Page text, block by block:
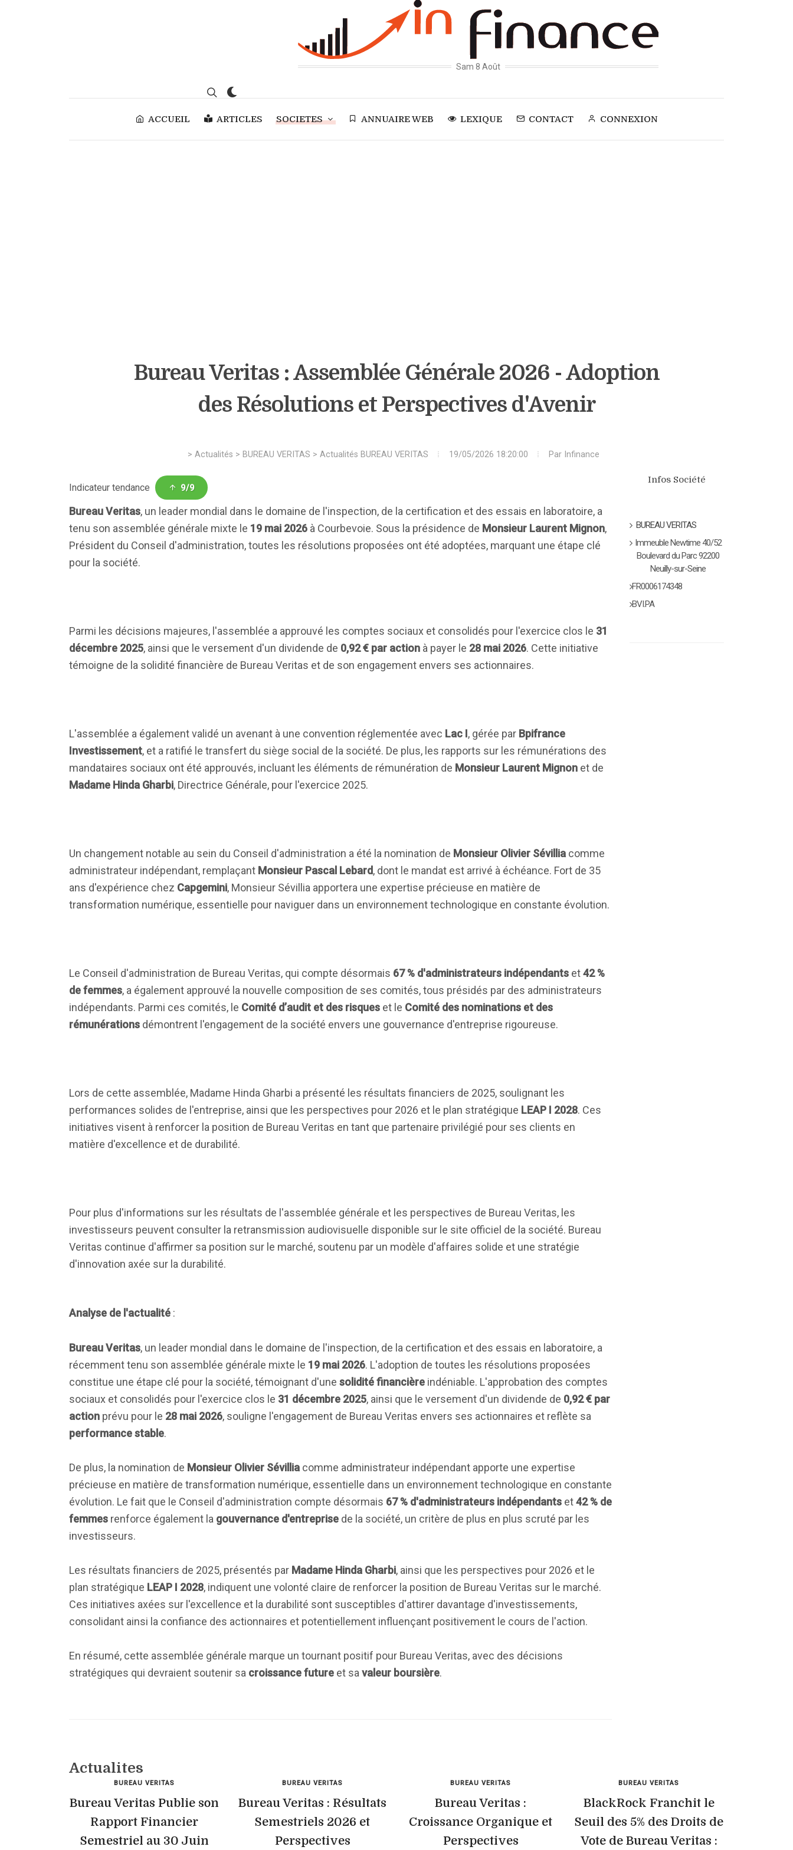
Sam 8 Août
ACCUEIL ARTICLES SOCIETES ANNUAIRE WEB LEXIQUE CONTACT CONNEXION
Bureau Veritas : Assemblée Générale 2026 - Adoption
des Résolutions et Perspectives d'Avenir
> Actualités > BUREAU VERITAS > Actualités BUREAU VERITAS 19/05/2026 18:20:00 Par Infinance
Indicateur tendance 9/9
Bureau Veritas, un leader mondial dans le domaine de l'inspection, de la certification et des essais en laboratoire, a
tenu son assemblée générale mixte le 19 mai 2026 à Courbevoie. Sous la présidence de Monsieur Laurent Mignon,
Président du Conseil d'administration, toutes les résolutions proposées ont été adoptées, marquant une étape clé
pour la société.
Parmi les décisions majeures, l'assemblée a approuvé les comptes sociaux et consolidés pour l'exercice clos le 31
décembre 2025, ainsi que le versement d'un dividende de 0,92 € par action à payer le 28 mai 2026. Cette initiative
témoigne de la solidité financière de Bureau Veritas et de son engagement envers ses actionnaires.
L'assemblée a également validé un avenant à une convention réglementée avec Lac I, gérée par Bpifrance
Investissement, et a ratifié le transfert du siège social de la société. De plus, les rapports sur les rémunérations des
mandataires sociaux ont été approuvés, incluant les éléments de rémunération de Monsieur Laurent Mignon et de
Madame Hinda Gharbi, Directrice Générale, pour l'exercice 2025.
Un changement notable au sein du Conseil d'administration a été la nomination de Monsieur Olivier Sévillia comme
administrateur indépendant, remplaçant Monsieur Pascal Lebard, dont le mandat est arrivé à échéance. Fort de 35
ans d'expérience chez Capgemini, Monsieur Sévillia apportera une expertise précieuse en matière de
transformation numérique, essentielle pour naviguer dans un environnement technologique en constante évolution.
Le Conseil d'administration de Bureau Veritas, qui compte désormais 67 % d'administrateurs indépendants et42 %
de femmes, a également approuvé la nouvelle composition de ses comités, tous présidés par des administrateurs
indépendants. Parmi ces comités, le Comité d’audit et des risques et le Comité des nominations et des
rémunérations démontrent l'engagement de la société envers une gouvernance d'entreprise rigoureuse.
Lors de cette assemblée, Madame Hinda Gharbi a présenté les résultats financiers de 2025, soulignant les
performances solides de l'entreprise, ainsi que les perspectives pour 2026 et le plan stratégique LEAP I 2028. Ces
initiatives visent à renforcer la position de Bureau Veritas en tant que partenaire privilégié pour ses clients en
matière d'excellence et de durabilité.
Pour plus d'informations sur les résultats de l'assemblée générale et les perspectives de Bureau Veritas, les
investisseurs peuvent consulter la retransmission audiovisuelle disponible sur le site officiel de la société. Bureau
Veritas continue d'affirmer sa position sur le marché, soutenu par un modèle d'affaires solide et une stratégie
d'innovation axée sur la durabilité.
Analyse de l'actualité :
Bureau Veritas, un leader mondial dans le domaine de l'inspection, de la certification et des essais en laboratoire, a
récemment tenu son assemblée générale mixte le 19 mai 2026. L'adoption de toutes les résolutions proposées
constitue une étape clé pour la société, témoignant d'une solidité financière indéniable. L'approbation des comptes
sociaux et consolidés pour l'exercice clos le 31 décembre 2025, ainsi que le versement d'un dividende de 0,92 € par
action prévu pour le 28 mai 2026, souligne l'engagement de Bureau Veritas envers ses actionnaires et reflète sa
performance stable.
De plus, la nomination de Monsieur Olivier Sévillia comme administrateur indépendant apporte une expertise
précieuse en matière de transformation numérique, essentielle dans un environnement technologique en constante
évolution. Le fait que le Conseil d'administration compte désormais 67 % d'administrateurs indépendants et42 % de
femmes renforce également la gouvernance d'entreprise de la société, un critère de plus en plus scruté par les
investisseurs.
Les résultats financiers de 2025, présentés par Madame Hinda Gharbi, ainsi que les perspectives pour 2026 et le
plan stratégique LEAP I 2028, indiquent une volonté claire de renforcer la position de Bureau Veritas sur le marché.
Ces initiatives axées sur l'excellence et la durabilité sont susceptibles d'attirer davantage d'investissements,
consolidant ainsi la confiance des actionnaires et potentiellement influençant positivement le cours de l'action.
En résumé, cette assemblée générale marque un tournant positif pour Bureau Veritas, avec des décisions
stratégiques qui devraient soutenir sa croissance future et sa valeur boursière.
Infos Société
BUREAU VERITAS
Immeuble Newtime 40/52
Boulevard du Parc 92200
Neuilly-sur-Seine
FR0006174348
BVI.PA
Actualites
BUREAU VERITAS
Bureau Veritas Publie son
Rapport Financier
Semestriel au 30 Juin
BUREAU VERITAS
Bureau Veritas : Résultats
Semestriels 2026 et
Perspectives
BUREAU VERITAS
Bureau Veritas :
Croissance Organique et
Perspectives
BUREAU VERITAS
BlackRock Franchit le
Seuil des 5% des Droits de
Vote de Bureau Veritas :